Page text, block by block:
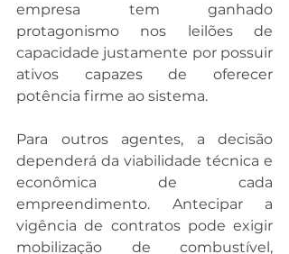
empresa tem ganhado
protagonismo nos leilões de
capacidade justamente por possuir
ativos capazes de oferecer
potência firme ao sistema.
Para outros agentes, a decisão
dependerá da viabilidade técnica e
econômica de cada
empreendimento. Antecipar a
vigência de contratos pode exigir
mobilização de combustível,